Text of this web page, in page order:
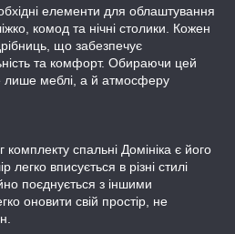
елементи для облаштування
комод та нічні столики. Кожен
що забезпечує
та комфорт. Обираючи цей
лише меблі, а й атмосферу
спальні Домініка є його
легко вписується в різні стилі
поєднується з іншими
оновити свій простір, не